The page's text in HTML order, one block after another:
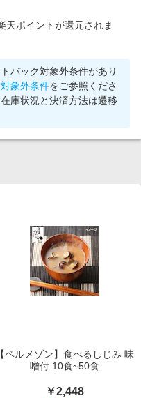
天ポイントが還元されま
バック対象外条件があり
象外条件をご参照くださ
庫状況と決済方法は遷移
【ベルメゾン】食べるしじみ 味
噌付 10食~50食
￥2,448